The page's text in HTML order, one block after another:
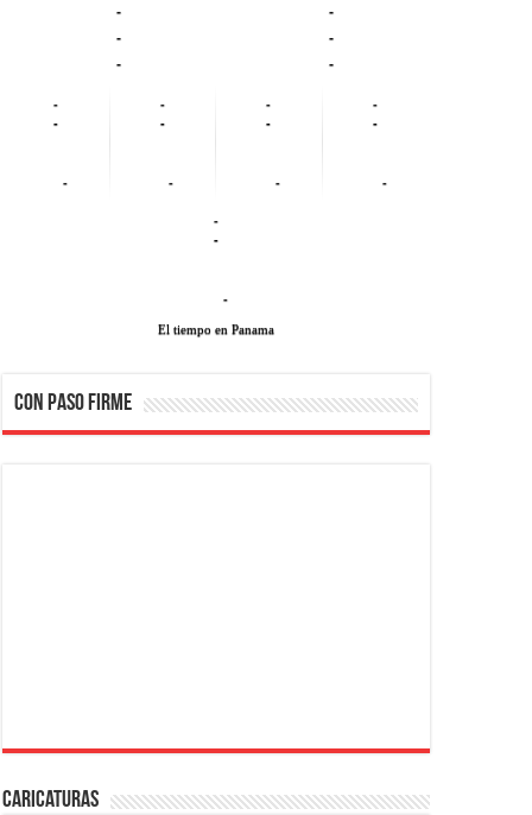
-
-
-
-
-
-
-
-
-
-
-
-
-
-
-
-
-
-
-
-
-
El tiempo en Panama
CON PASO FIRME
Caricaturas